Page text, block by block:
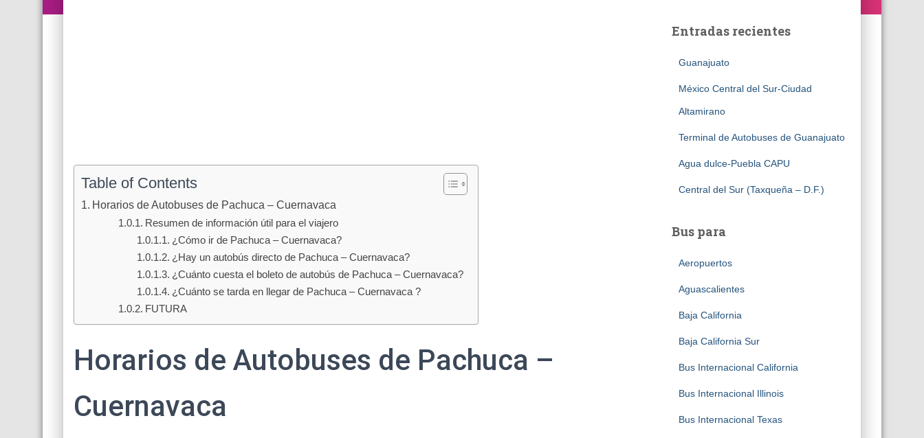
Table of Contents
Horarios de Autobuses de Pachuca – Cuernavaca
Resumen de información útil para el viajero
¿Cómo ir de Pachuca – Cuernavaca?
¿Hay un autobús directo de Pachuca – Cuernavaca?
¿Cuánto cuesta el boleto de autobús de Pachuca – Cuernavaca?
¿Cuánto se tarda en llegar de Pachuca – Cuernavaca ?
FUTURA
Horarios de Autobuses de Pachuca –
Cuernavaca
Entradas recientes
Guanajuato
México Central del Sur-Ciudad
Altamirano
Terminal de Autobuses de Guanajuato
Agua dulce-Puebla CAPU
Central del Sur (Taxqueña – D.F.)
Bus para
Aeropuertos
Aguascalientes
Baja California
Baja California Sur
Bus Internacional California
Bus Internacional Illinois
Bus Internacional Texas